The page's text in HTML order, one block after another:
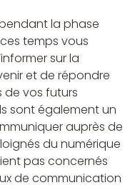
la phase
temps vous
sur la
et de répondre
de vos futurs
sont également un
auprès de
du numérique
pas concernés
de communication